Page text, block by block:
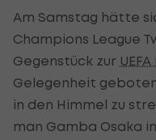
Am Samstag hätte
Champions League
Gegenstück zur
Gelegenheit
in den Himmel zu
man Gamba Osaka